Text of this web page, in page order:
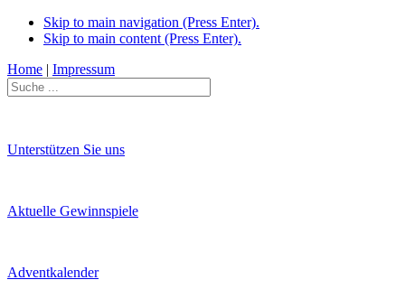
Skip to main navigation (Press Enter).
Skip to main content (Press Enter).
Home | Impressum
Unterstützen Sie uns
Aktuelle Gewinnspiele
Adventkalender